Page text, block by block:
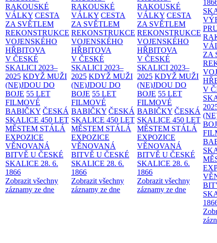
RAKOUSKÉ
VÁLKY CESTA
ZA SVĚTLEM
REKONSTRUKCE
VOJENSKÉHO
HŘBITOVA
V ČESKÉ
SKALICI 2023–
2025 KDYŽ MUŽI
(NE)JDOU DO
BOJE 55 LET
FILMOVÉ
BABIČKY ČESKÁ
SKALICE 450 LET
MĚSTEM STÁLÁ
EXPOZICE
VĚNOVANÁ
BITVĚ U ČESKÉ
SKALICE 28. 6.
1866
Zobrazit všechny
záznamy ze dne
RAKOUSKÉ
VÁLKY CESTA
ZA SVĚTLEM
REKONSTRUKCE
VOJENSKÉHO
HŘBITOVA
V ČESKÉ
SKALICI 2023–
2025 KDYŽ MUŽI
(NE)JDOU DO
BOJE 55 LET
FILMOVÉ
BABIČKY ČESKÁ
SKALICE 450 LET
MĚSTEM STÁLÁ
EXPOZICE
VĚNOVANÁ
BITVĚ U ČESKÉ
SKALICE 28. 6.
1866
Zobrazit všechny
záznamy ze dne
RAKOUSKÉ
VÁLKY CESTA
ZA SVĚTLEM
REKONSTRUKCE
VOJENSKÉHO
HŘBITOVA
V ČESKÉ
SKALICI 2023–
2025 KDYŽ MUŽI
(NE)JDOU DO
BOJE 55 LET
FILMOVÉ
BABIČKY ČESKÁ
SKALICE 450 LET
MĚSTEM STÁLÁ
EXPOZICE
VĚNOVANÁ
BITVĚ U ČESKÉ
SKALICE 28. 6.
1866
Zobrazit všechny
záznamy ze dne
ZA
V